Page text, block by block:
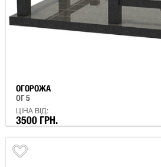
ОГОРОЖА
ОГ 5
ЦІНА ВІД:
3500 ГРН.